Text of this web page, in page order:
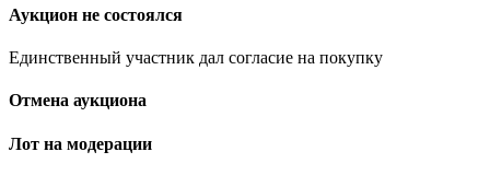
Аукцион не состоялся
Единственный участник дал согласие на покупку
Отмена аукциона
Лот на модерации